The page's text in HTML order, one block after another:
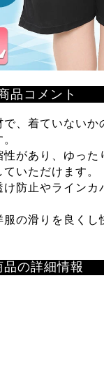
品コメント
、着ていないか
があり、ゆった
いただけます。
防止やラインカ
の滑りを良くし
品の詳細情報